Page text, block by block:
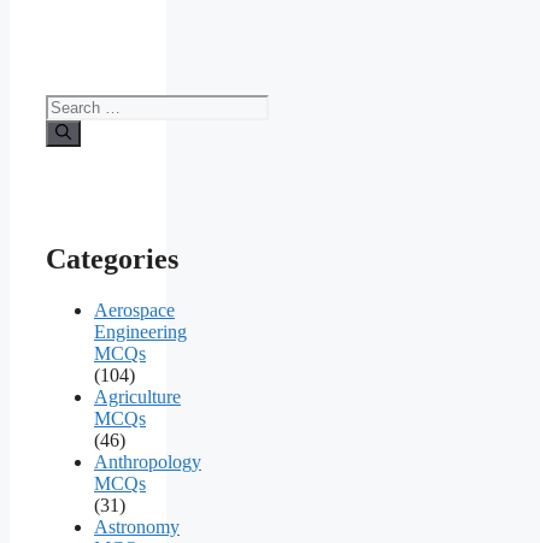
Search
for:
Categories
Aerospace
Engineering
MCQs
(104)
Agriculture
MCQs
(46)
Anthropology
MCQs
(31)
Astronomy